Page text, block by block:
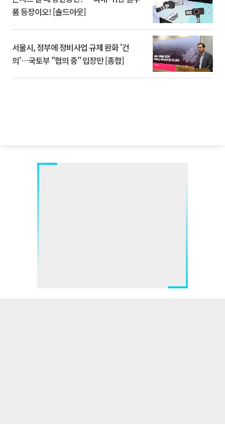
품 등장이오! [솔드아웃]
서울시, 정부에 정비사업 규제 완화 '건
의'⋯국토부 "협의 중" 입장만 [종합]